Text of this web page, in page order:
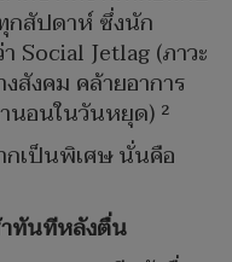
กสัปดาห์ ซึ่งนัก
Social Jetlag (ภาวะ
สังคม คล้ายอาการ
นอนในวันหยุด) ²
กเป็นพิเศษ นั่นคือ
ทันทีหลังตื่น